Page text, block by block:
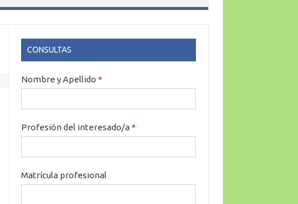
CONSULTAS
CONSULTAS
Nombre y Apellido*
Profesión del interesado/a*
Matrícula profesional